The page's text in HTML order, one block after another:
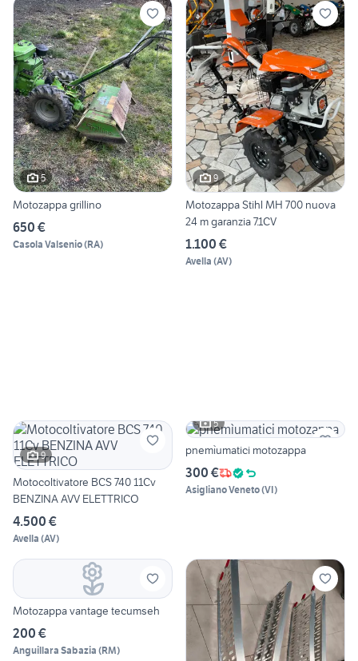
5
Motozappa grillino
650 €
Casola Valsenio(RA)
9
Motozappa Stihl MH 700 nuova
24 m garanzia 7.1CV
1.100 €
Avella (AV)
9
Motocoltivatore BCS 740 11Cv
BENZINA AVV ELETTRICO
4.500 €
Avella (AV)
5
pnemìumatici motozappa
300 €
Asigliano Veneto(VI)
Motozappa vantage tecumseh
200 €
Anguillara Sabazia (RM)